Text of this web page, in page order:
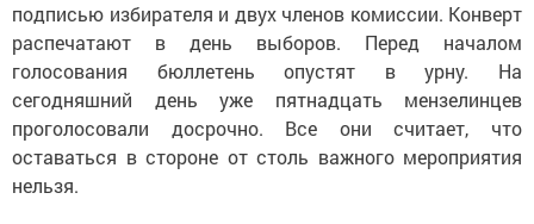
подписью избирателя и двух членов комиссии. Конверт
распечатают в день выборов. Перед началом
голосования бюллетень опустят в урну. На
сегодняшний день уже пятнадцать мензелинцев
проголосовали досрочно. Все они считает, что
оставаться в стороне от столь важного мероприятия
нельзя.